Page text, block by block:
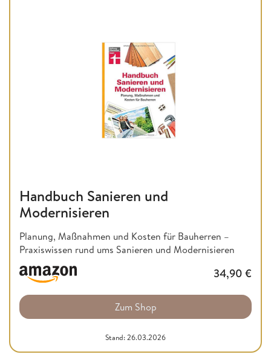
Handbuch Sanieren und
Modernisieren
Planung, Maßnahmen und Kosten für Bauherren –
Praxiswissen rund ums Sanieren und Modernisieren
34,90 €
Zum Shop
Stand: 26.03.2026